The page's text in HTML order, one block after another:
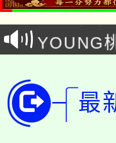
場熱烈登
8/21下午
徵才活動
YOUNG
8月14至
開!
115年桃
田徑場及
桃園市低
最